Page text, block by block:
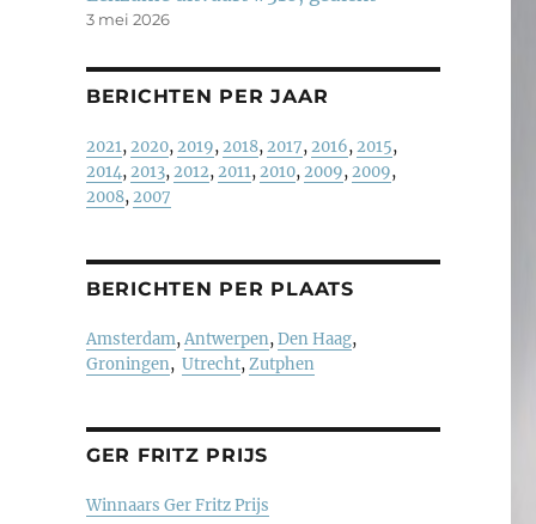
3 mei 2026
BERICHTEN PER JAAR
2021,2020,2019,2018,2017,2016,2015,
2014,2013,2012,2011,2010,2009,2009,
2008,2007
BERICHTEN PER PLAATS
Amsterdam,Antwerpen,Den Haag,
Groningen, Utrecht,Zutphen
GER FRITZ PRIJS
Winnaars Ger Fritz Prijs